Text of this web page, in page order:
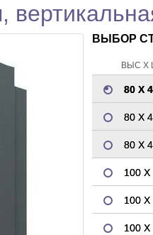
ВЫБОР
ВЫС Х
80 Х
80 Х
80 Х
100 Х
100 Х
100 Х